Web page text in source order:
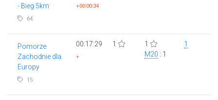
- Bieg 5km
64
+00:00:34
Pomorze
Zachodnie dla
Europy
15
00:17:29
+
1
1
M20 : 1
1